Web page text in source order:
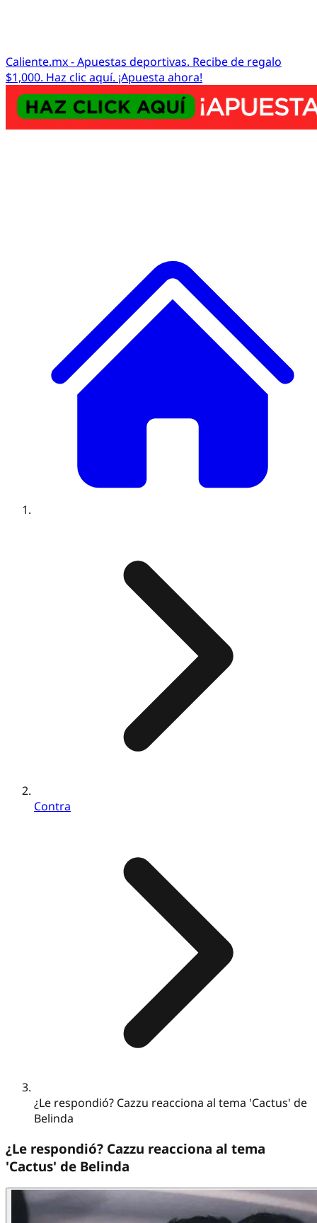
Caliente.mx - Apuestas deportivas. Recibe de regalo
$1,000. Haz clic aquí. ¡Apuesta ahora!
Contra
¿Le respondió? Cazzu reacciona al tema 'Cactus' de
Belinda
¿Le respondió? Cazzu reacciona al tema
'Cactus' de Belinda